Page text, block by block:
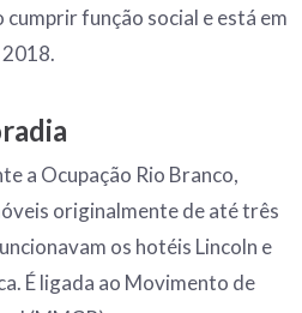
cumprir função social e está em
a Ocupação Rio Branco,
originalmente de até três
os hotéis Lincoln e
É ligada ao Movimento de